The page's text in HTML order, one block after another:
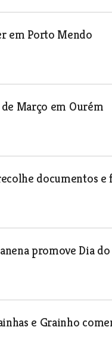
em Porto Mendo
Março em Ourém
documentos e
promove Dia
e Grainho